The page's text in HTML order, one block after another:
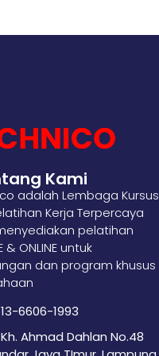
Kami
adalah Lembaga Kursus
Kerja Terpercaya
pelatihan
& ONLINE untuk
dan program khusus
6606-1993
Ahmad Dahlan No.48